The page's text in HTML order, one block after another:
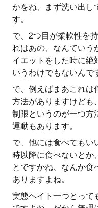
かをね、まず洗い出し
す。
で、2つ目が柔軟性を
れはあの、なんていう
イエットをした時に絶
いうわけでもないんで
で、例えばまあこれは
方法がありますけども
制限というのが一つ方
運動もあります。
で、他には食べてもい
時以降に食べないとか
とですかね、なんか食
ありますよね。
実態ヘイト一つとって